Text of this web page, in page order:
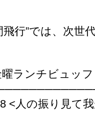
飛行”では、次世
ランチビュッ
<人の振り見て